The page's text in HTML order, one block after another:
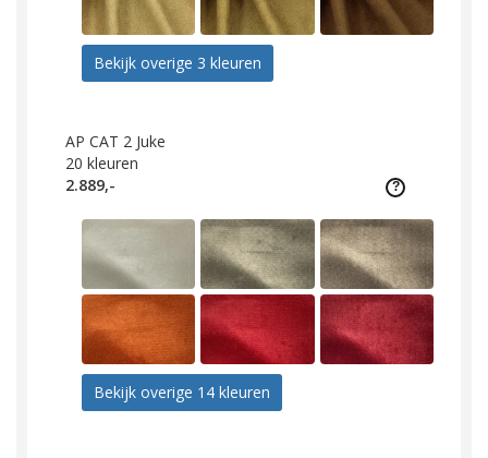
Bekijk overige 3 kleuren
AP CAT 2 Juke
20 kleuren
2.889,-
Bekijk overige 14 kleuren